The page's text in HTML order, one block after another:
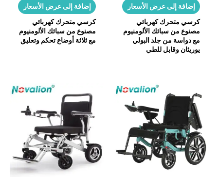
إضافة إلى عرض الأسعار
كرسي متحرك كهربائي
مصنوع من سبائك الألومنيوم
مع دواسة من جلد البولي
يوريثان وقابل للطي
إضافة إلى عرض الأسعار
كرسي متحرك كهربائي
مصنوع من سبائك الألومنيوم
مع ثلاثة أوضاع تحكم وتعليق